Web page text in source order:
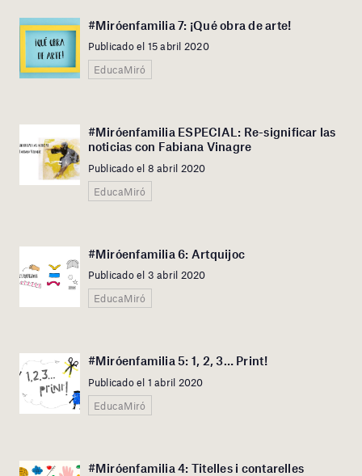
#Miróenfamilia 7: ¡Qué obra de arte!
Publicado el 15 abril 2020
EducaMiró
#Miróenfamilia ESPECIAL: Re-significar las
noticias con Fabiana Vinagre
Publicado el 8 abril 2020
EducaMiró
#Miróenfamilia 6: Artquijoc
Publicado el 3 abril 2020
EducaMiró
#Miróenfamilia 5: 1, 2, 3… Print!
Publicado el 1 abril 2020
EducaMiró
#Miróenfamilia 4: Titelles i contarelles